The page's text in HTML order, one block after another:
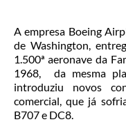
A empresa Boeing
de Washington,
1.500ª aeronave da
1968, da mesma
introduziu novos
comercial, que já
B707 e DC8.